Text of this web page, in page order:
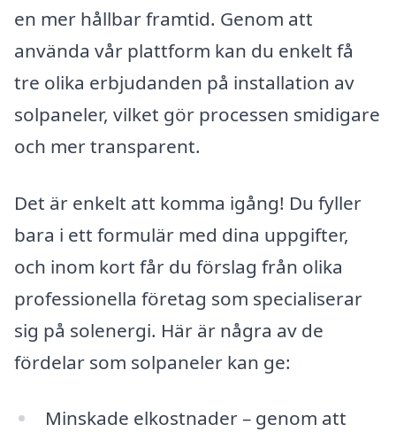
en mer hållbar framtid. Genom att
använda vår plattform kan du enkelt få
tre olika erbjudanden på installation av
solpaneler, vilket gör processen smidigare
och mer transparent.
Det är enkelt att komma igång! Du fyller
bara i ett formulär med dina uppgifter,
och inom kort får du förslag från olika
professionella företag som specialiserar
sig på solenergi. Här är några av de
fördelar som solpaneler kan ge:
Minskade elkostnader – genom att